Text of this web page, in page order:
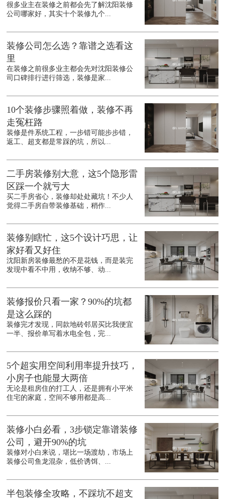
很多业主在装修之前都会先了解沈阳装修
公司哪家好，其实十个装修九个...
装修公司怎么选？靠谱之选看这
里
在装修之前很多业主都会先对沈阳装修公
司口碑排行进行筛选，装修是家...
10个装修步骤照着做，装修不再
走冤枉路
装修是件系统工程，一步错可能步步错，
返工、超支都是常踩的坑，所以...
二手房装修别大意，这5个隐形雷
区踩一个就亏大
买二手房省心，装修却处处藏坑！不少人
觉得二手房自带装修基础，稍作...
装修别瞎忙，这5个设计巧思，让
家好看又好住
沈阳新房装修最愁的不是花钱，而是装完
发现中看不中用，收纳不够、动...
装修报价只看一家？90%的坑都
是这么踩的
装修完才发现，同款地砖邻居买比我便宜
一半、报价单写着水电全包，完...
5个超实用空间利用率提升技巧，
小房子也能显大两倍
无论是租房住的打工人，还是拥有小平米
住宅的家庭，空间不够用都是高...
装修小白必看，3步锁定靠谱装修
公司，避开90%的坑
装修对小白来说，堪比一场渡劫，市场上
装修公司鱼龙混杂，低价诱饵、...
半包装修全攻略，不踩坑不超支